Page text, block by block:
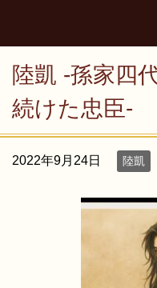
陸凱 -孫家四
続けた忠臣-
2022年9月24日 陸凱